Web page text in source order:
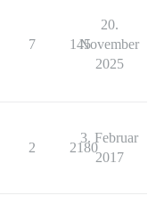
7 145
20.
November
2025
2 2180
3. Februar
2017